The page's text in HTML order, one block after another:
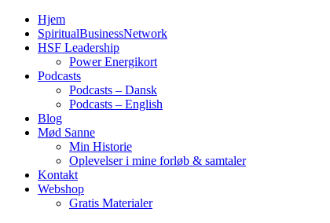
Hjem
SpiritualBusinessNetwork
HSF Leadership
Power Energikort
Podcasts
Podcasts – Dansk
Podcasts – English
Blog
Mød Sanne
Min Historie
Oplevelser i mine forløb & samtaler
Kontakt
Webshop
Gratis Materialer